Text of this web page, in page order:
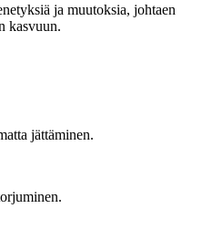
ja muutoksia, johtaen
kasvuun.
jättäminen.